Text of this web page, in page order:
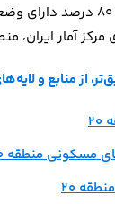
منطقه 20 دارای نرخ مالکیت 48
از منابع و
مسکونی منطقه 20
20